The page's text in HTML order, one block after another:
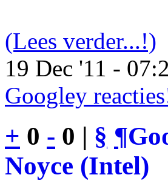
(Lees verder...!)
19 Dec '11 -
Googley
+ 0 - 0 | § ¶
Noyce (Intel)